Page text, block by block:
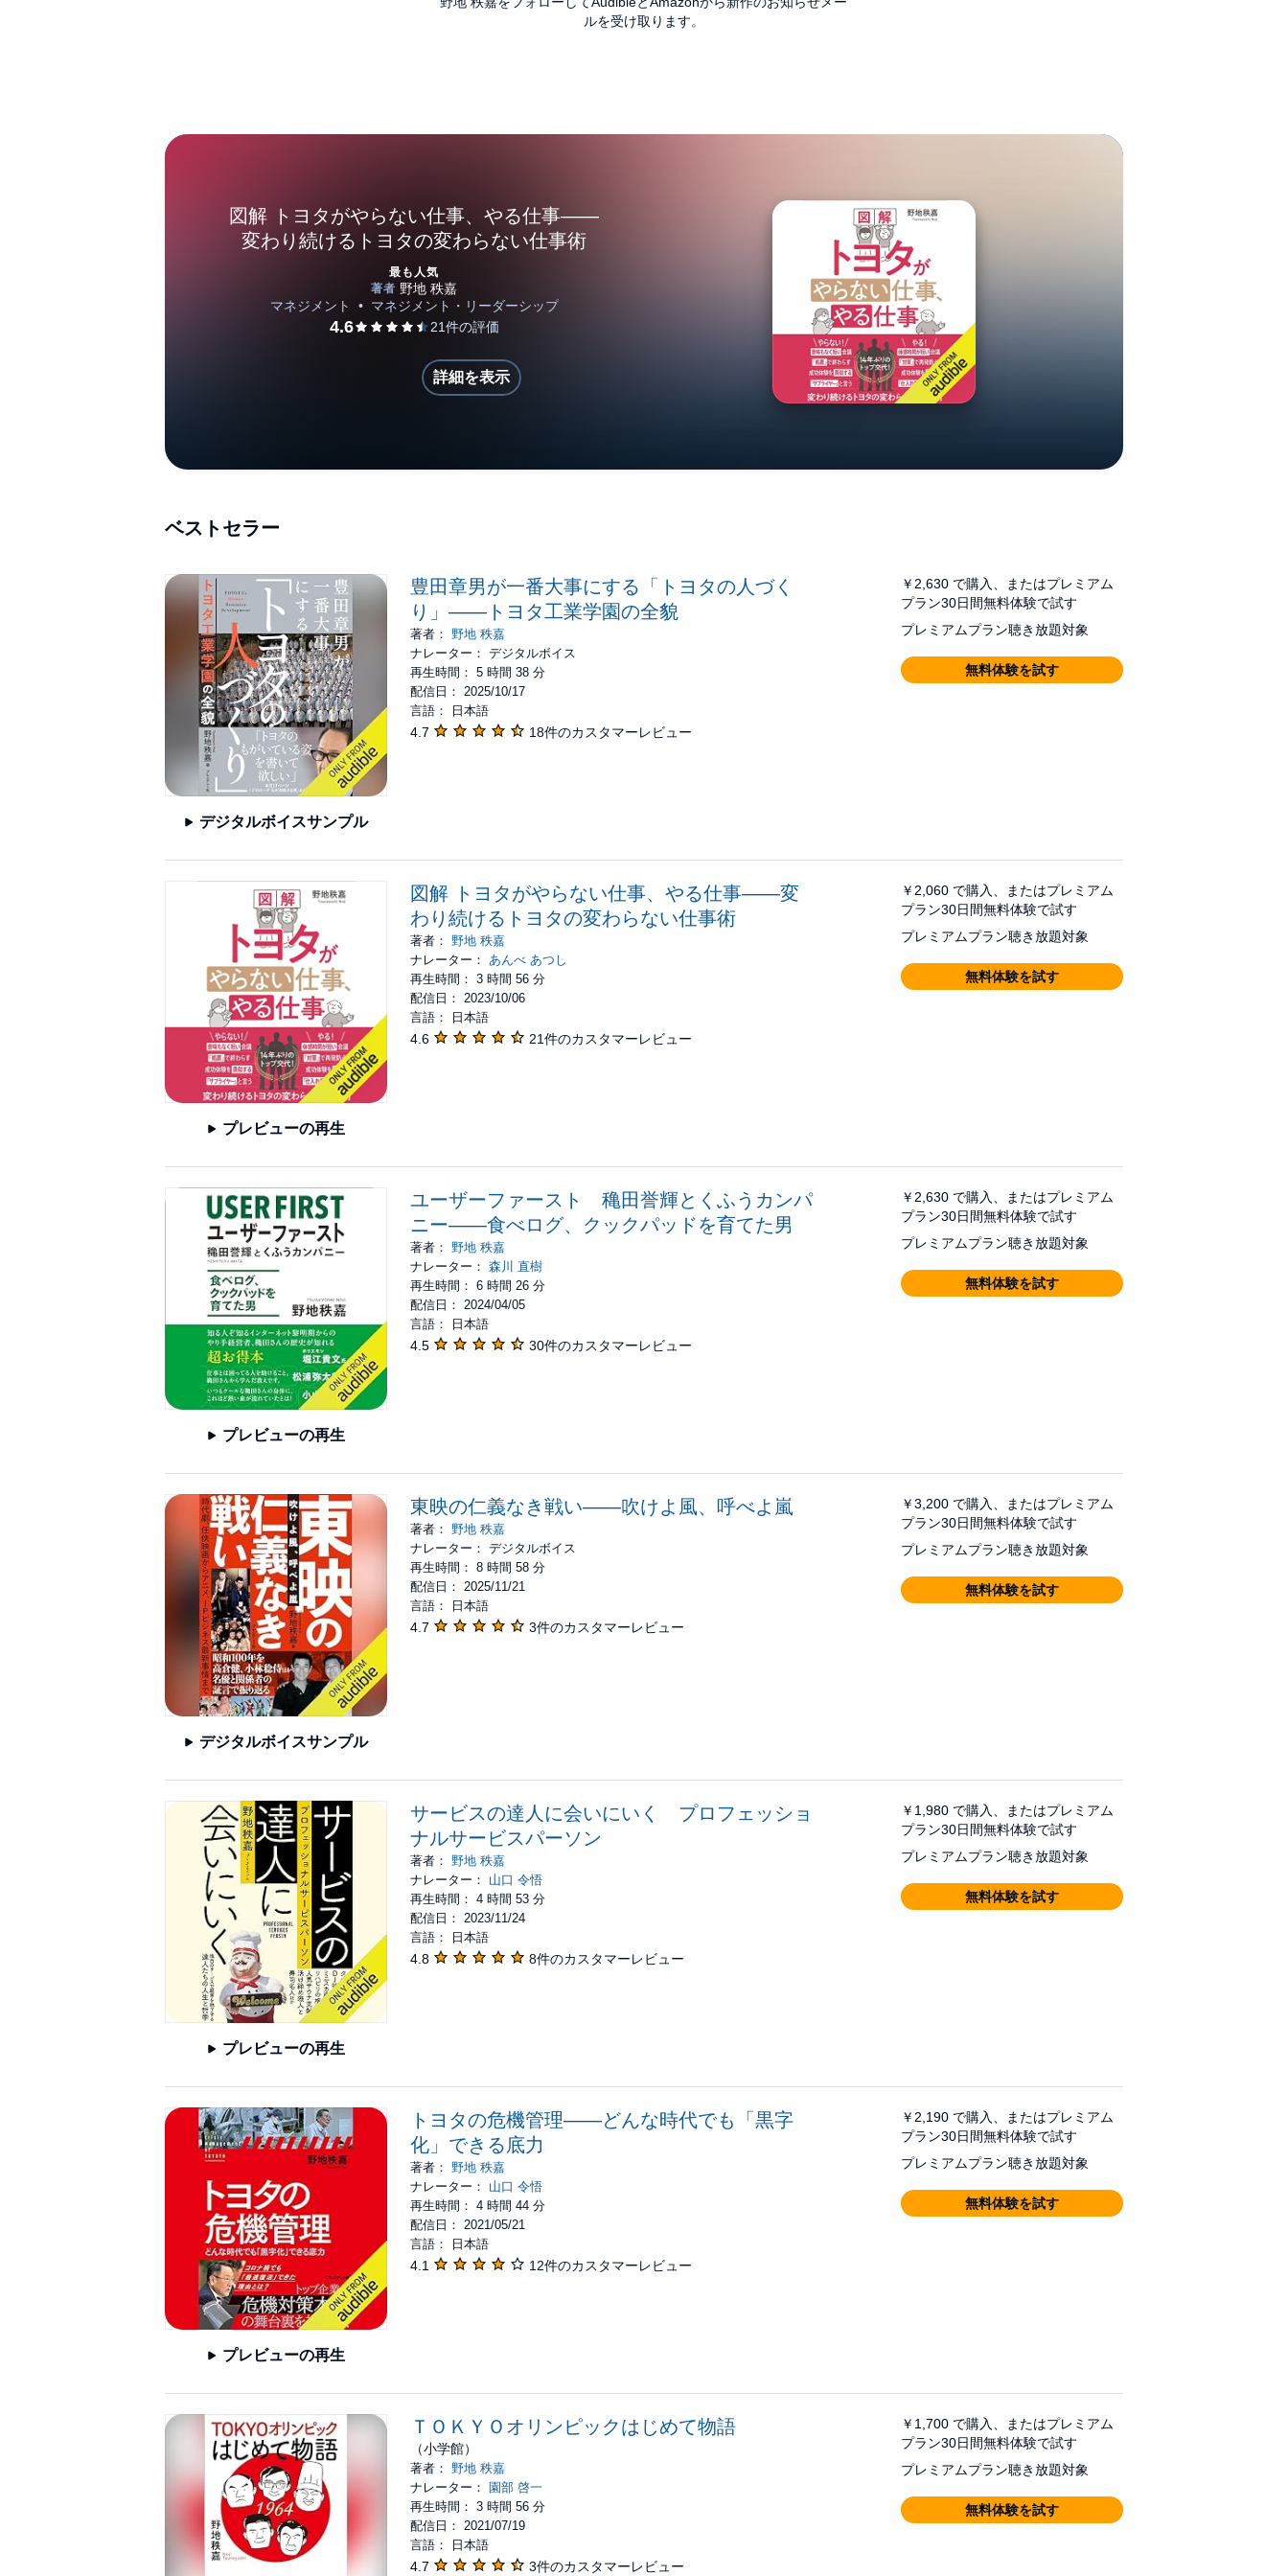
ルを受け取ります。
図解 トヨタがやらない仕事、やる仕事――
変わり続けるトヨタの変わらない仕事術
最も人気
詳細を表示
ベストセラー
デジタルボイスサンプル
豊田章男が一番大事にする「トヨタの人づく
り」――トヨタ工業学園の全貌
著者： 野地 秩嘉
ナレーター： デジタルボイス
再生時間： 5 時間 38 分
配信日： 2025/10/17
言語： 日本語
4.7 18件のカスタマーレビュー
￥2,630 で購入、またはプレミアム
プラン30日間無料体験で試す
プレミアムプラン聴き放題対象
無料体験を試す
プレビューの再生
図解 トヨタがやらない仕事、やる仕事――変
わり続けるトヨタの変わらない仕事術
著者： 野地 秩嘉
ナレーター： あんべ あつし
再生時間： 3 時間 56 分
配信日： 2023/10/06
言語： 日本語
4.6 21件のカスタマーレビュー
￥2,060 で購入、またはプレミアム
プラン30日間無料体験で試す
プレミアムプラン聴き放題対象
無料体験を試す
プレビューの再生
ユーザーファースト 穐田誉輝とくふうカンパ
ニー――食べログ、クックパッドを育てた男
著者： 野地 秩嘉
ナレーター： 森川 直樹
再生時間： 6 時間 26 分
配信日： 2024/04/05
言語： 日本語
4.5 30件のカスタマーレビュー
￥2,630 で購入、またはプレミアム
プラン30日間無料体験で試す
プレミアムプラン聴き放題対象
無料体験を試す
デジタルボイスサンプル
東映の仁義なき戦い――吹けよ風、呼べよ嵐
著者： 野地 秩嘉
ナレーター： デジタルボイス
再生時間： 8 時間 58 分
配信日： 2025/11/21
言語： 日本語
4.7 3件のカスタマーレビュー
￥3,200 で購入、またはプレミアム
プラン30日間無料体験で試す
プレミアムプラン聴き放題対象
無料体験を試す
プレビューの再生
サービスの達人に会いにいく プロフェッショ
ナルサービスパーソン
著者： 野地 秩嘉
ナレーター： 山口 令悟
再生時間： 4 時間 53 分
配信日： 2023/11/24
言語： 日本語
4.8 8件のカスタマーレビュー
￥1,980 で購入、またはプレミアム
プラン30日間無料体験で試す
プレミアムプラン聴き放題対象
無料体験を試す
プレビューの再生
トヨタの危機管理――どんな時代でも「黒字
化」できる底力
著者： 野地 秩嘉
ナレーター： 山口 令悟
再生時間： 4 時間 44 分
配信日： 2021/05/21
言語： 日本語
4.1 12件のカスタマーレビュー
￥2,190 で購入、またはプレミアム
プラン30日間無料体験で試す
プレミアムプラン聴き放題対象
無料体験を試す
ＴＯＫＹＯオリンピックはじめて物語
（小学館）
著者： 野地 秩嘉
ナレーター： 園部 啓一
再生時間： 3 時間 56 分
配信日： 2021/07/19
言語： 日本語
4.7 3件のカスタマーレビュー
￥1,700 で購入、またはプレミアム
プラン30日間無料体験で試す
プレミアムプラン聴き放題対象
無料体験を試す